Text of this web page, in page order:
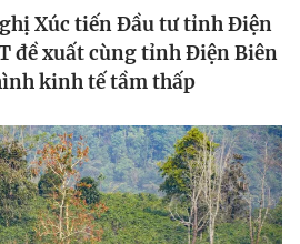
Xúc tiến Đầu tư tỉnh Điện
đề xuất cùng tỉnh Điện Biên
kinh tế tầm thấp